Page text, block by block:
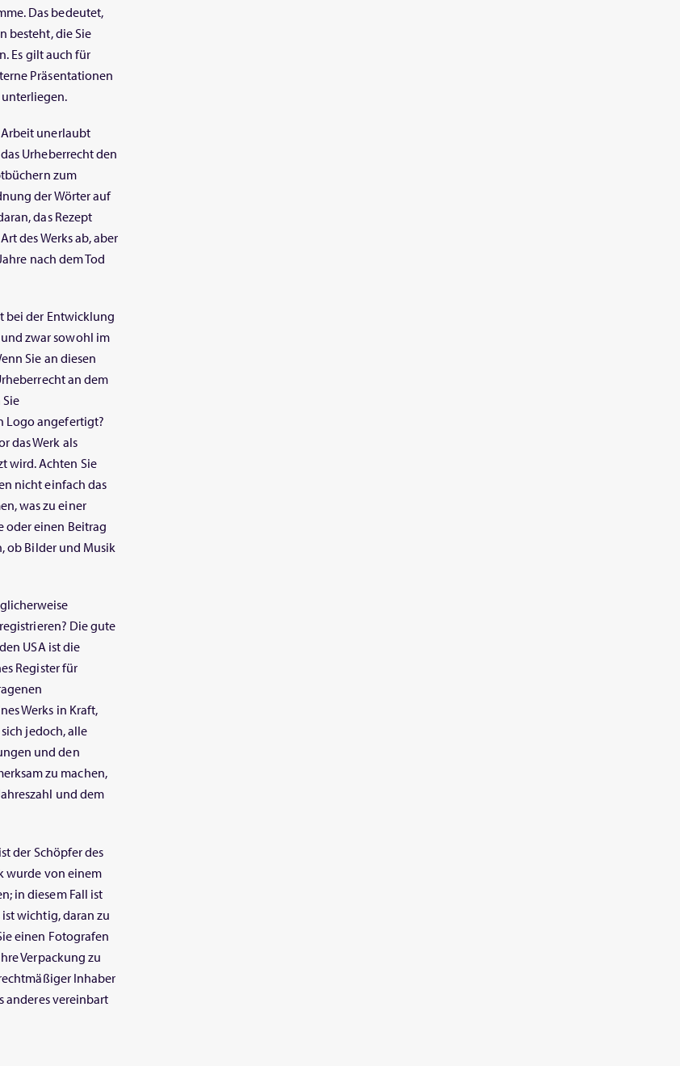
Das bedeutet,
besteht, die Sie
Es gilt auch für
Präsentationen
Arbeit unerlaubt
Urheberrecht den
zum
der Wörter auf
das Rezept
des Werks ab, aber
nach dem Tod
bei der Entwicklung
zwar sowohl im
Sie an diesen
an dem
Logo angefertigt?
das Werk als
wird. Achten Sie
nicht einfach das
was zu einer
oder einen Beitrag
ob Bilder und Musik
Die gute
USA ist die
Register für
Werks in Kraft,
jedoch, alle
und den
zu machen,
und dem
der Schöpfer des
wurde von einem
in diesem Fall ist
wichtig, daran zu
einen Fotografen
Verpackung zu
Inhaber
anderes vereinbart